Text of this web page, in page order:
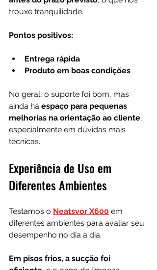
trouxe tranquilidade.
Pontos positivos:
Entrega rápida
Produto em boas condições
No geral, o suporte foi bom, mas
ainda há espaço para pequenas
melhorias na orientação ao cliente,
especialmente em dúvidas mais
técnicas.
Experiência de Uso em
Diferentes Ambientes
Testamos o Neatsvor X600 em
diferentes ambientes para avaliar seu
desempenho no dia a dia.
Em pisos frios, a sucção foi